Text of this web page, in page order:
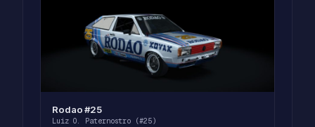
Rodao #25
Luiz O. Paternostro (#25)